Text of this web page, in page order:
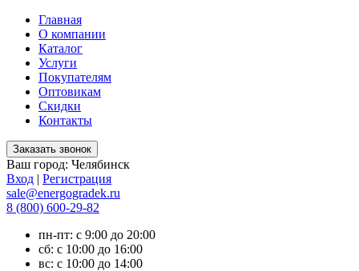
Главная
О компании
Каталог
Услуги
Покупателям
Оптовикам
Скидки
Контакты
Ваш город: Челябинск
Вход | Регистрация
sale@energogradek.ru
8 (800) 600-29-82
пн-пт: с 9:00 до 20:00
сб: с 10:00 до 16:00
вс: с 10:00 до 14:00